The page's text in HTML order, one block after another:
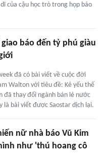
của cậu học trò trong họp báo
báo đến tỷ phú giàu
đã có bài viết về cuộc đời
Walton với tiêu đề: Kẻ yếu thế
đã thay đổi ngành bán lẻ nước
là bài viết được Saostar dịch lại.
nữ nhà báo Vũ Kim
như 'thú hoang cô